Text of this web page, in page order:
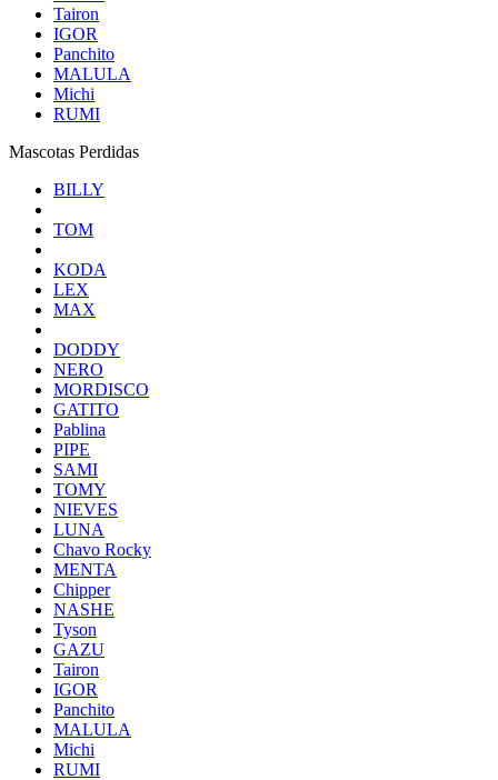
Tairon
IGOR
Panchito
MALULA
Michi
RUMI
Mascotas Perdidas
BILLY
TOM
KODA
LEX
MAX
DODDY
NERO
MORDISCO
GATITO
Pablina
PIPE
SAMI
TOMY
NIEVES
LUNA
Chavo Rocky
MENTA
Chipper
NASHE
Tyson
GAZU
Tairon
IGOR
Panchito
MALULA
Michi
RUMI